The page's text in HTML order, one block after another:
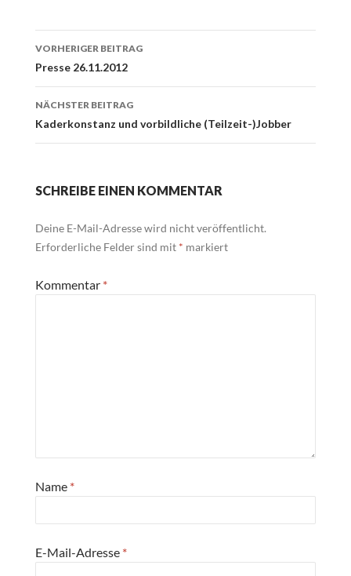
Beitrags-
Navigation
VORHERIGER BEITRAG
Presse 26.11.2012
NÄCHSTER BEITRAG
Kaderkonstanz und vorbildliche (Teilzeit-)Jobber
SCHREIBE EINEN KOMMENTAR
Deine E-Mail-Adresse wird nicht veröffentlicht.
Erforderliche Felder sind mit * markiert
Kommentar *
Name *
E-Mail-Adresse *